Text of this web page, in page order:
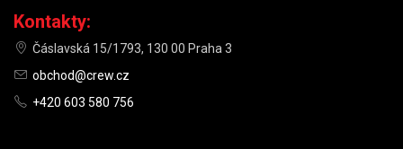
Kontakty:
Čáslavská 15/1793, 130 00 Praha 3
obchod@crew.cz
+420 603 580 756